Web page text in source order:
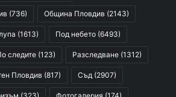
(736) Община Пловдив (2143)
(1613) Под небето (6493)
следите (123) Разследване (1312)
Пловдив (817) Съд (2907)